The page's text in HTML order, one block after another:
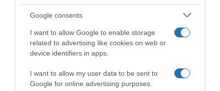
Google consents
I want to allow Google to enable storage
related to advertising like cookies on web or
device identifiers in apps.
I want to allow my user data to be sent to
Google for online advertising purposes.
– Ha elesnek vagy zuhannak, itt leszek, és elkapom őket,
tanítottak engem, például arra, hogy legyen meg a
bizalom feléjük, és nem kell mindent túlaggódni. A
munkát, amit szeretettel elvégeztünk, én is és a szüleim
mert két felnőtt embert látok, akik a maguk erejéből
küzdenek meg a dolgaikkal. Én meg igyekszem úgy ott